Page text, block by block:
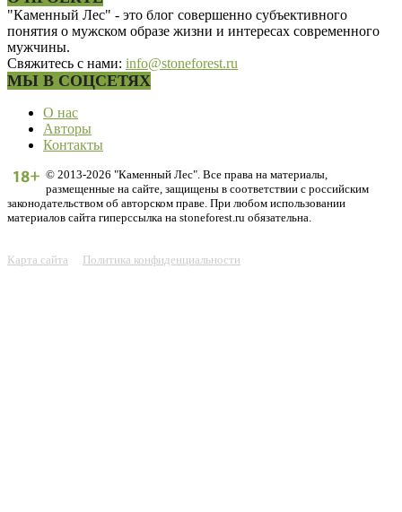
"Каменный Лес" - это блог совершенно субъективного
понятия о мужском образе жизни и интересах современного
мужчины.
Свяжитесь с нами: info@stoneforest.ru
МЫ В СОЦСЕТЯХ
О нас
Авторы
Контакты
© 2013-2026 "Каменный Лес". Все права на материалы,
размещенные на сайте, защищены в соответствии с российским
законодательством об авторском праве. При любом использовании
материалов сайта гиперссылка на stoneforest.ru обязательна.
Карта сайта Политика конфиденциальности